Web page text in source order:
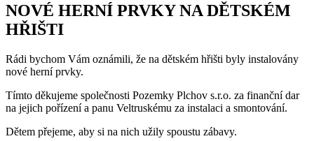
NOVÉ HERNÍ PRVKY NA DĚTSKÉM
HŘIŠTI
Rádi bychom Vám oznámili, že na dětském hřišti byly instalovány
nové herní prvky.
Tímto děkujeme společnosti Pozemky Plchov s.r.o. za finanční dar
na jejich pořízení a panu Veltruskému za instalaci a smontování.
Dětem přejeme, aby si na nich užily spoustu zábavy.